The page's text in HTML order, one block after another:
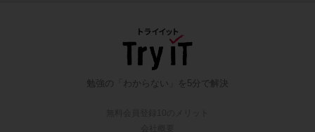
勉強の「わからない」を5分で解決